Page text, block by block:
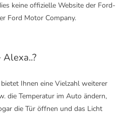
keine offizielle Website der Ford-
Ford Motor Company.
Alexa..?
Ihnen eine Vielzahl weiterer
die Temperatur im Auto ändern,
die Tür öffnen und das Licht